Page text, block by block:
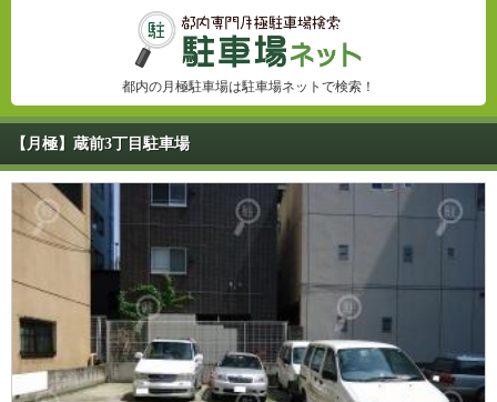
都内の月極駐車場は駐車場ネットで検索！
【月極】蔵前3丁目駐車場